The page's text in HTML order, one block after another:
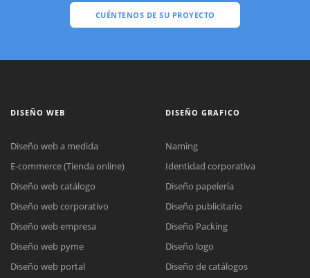
CUÉNTENOS DE SU PROYECTO
DISEÑO WEB
Diseño web a medida
E-commerce (Tienda online)
Diseño web catálogo
Diseño web corporativo
Diseño web empresa
Diseño web pyme
Diseño web portal
DISEÑO GRAFICO
Naming
Identidad corporativa
Diseño papelería
Diseño publicitario
Diseño Packing
Diseño logo
Diseño de catálogos